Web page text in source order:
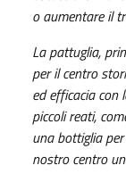
o aumentare il
La pattuglia,
per il centro
ed efficacia con
piccoli reati,
una bottiglia
nostro centro